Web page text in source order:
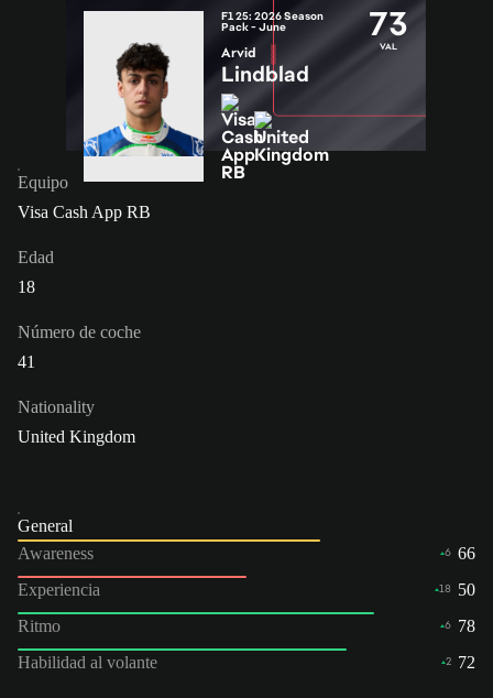
73
VAL
F1 25: 2026 Season
Pack - June
Arvid
Lindblad
Equipo
Visa Cash App RB
Edad
18
Número de coche
41
Nationality
United Kingdom
General
Awareness
6 66
Experiencia
18
50
Ritmo
6 78
Habilidad al volante
2 72